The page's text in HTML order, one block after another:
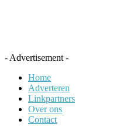
- Advertisement -
Home
Adverteren
Linkpartners
Over ons
Contact